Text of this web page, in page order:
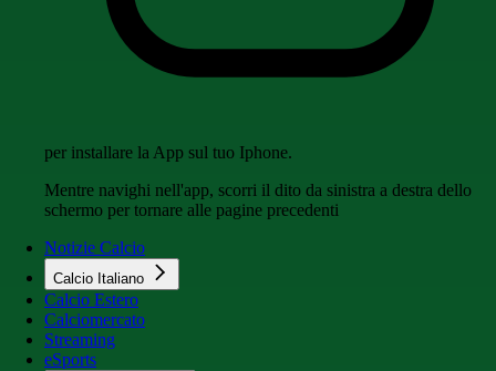
per installare la App sul tuo Iphone.
Mentre navighi nell'app, scorri il dito da sinistra a destra dello
schermo per tornare alle pagine precedenti
Notizie Calcio
Calcio Italiano
Calcio Estero
Calciomercato
Streaming
eSports